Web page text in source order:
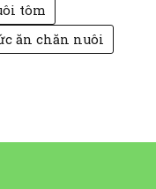
tôm
ăn chăn nuôi